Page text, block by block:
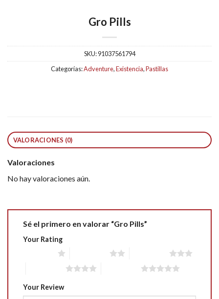
Gro Pills
SKU:91037561794
Categorías:Adventure,Existencia,Pastillas
VALORACIONES (0)
Valoraciones
No hay valoraciones aún.
Sé el primero en valorar “Gro Pills”
Your Rating
Your Review